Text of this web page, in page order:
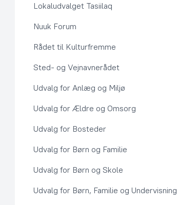
Lokaludvalget Tasiilaq
Nuuk Forum
Rådet til Kulturfremme
Sted- og Vejnavnerådet
Udvalg for Anlæg og Miljø
Udvalg for Ældre og Omsorg
Udvalg for Bosteder
Udvalg for Børn og Familie
Udvalg for Børn og Skole
Udvalg for Børn, Familie og Undervisning